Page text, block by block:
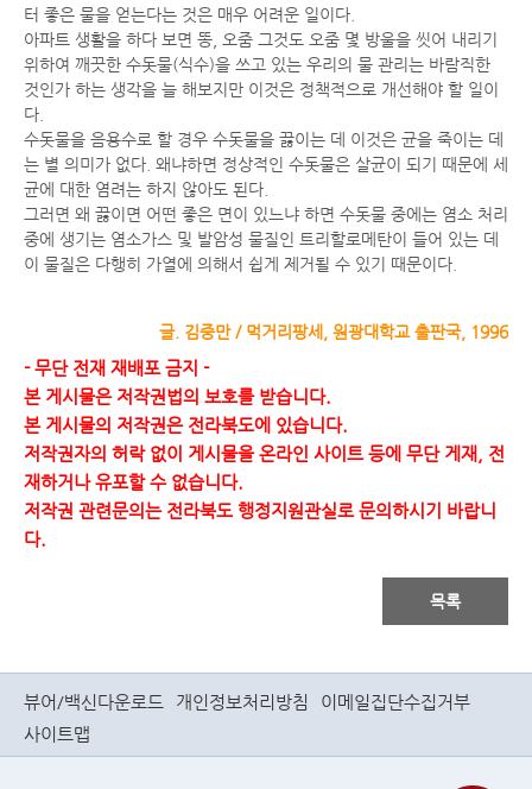
터 좋은 물을 얻는다는 것은 매우 어려운 일이다.
아파트 생활을 하다 보면 똥, 오줌 그것도 오줌 몇 방울을 씻어 내리기
위하여 깨끗한 수돗물(식수)을 쓰고 있는 우리의 물 관리는 바람직한
것인가 하는 생각을 늘 해보지만 이것은 정책적으로 개선해야 할 일이
다.
수돗물을 음용수로 할 경우 수돗물을 끓이는 데 이것은 균을 죽이는 데
는 별 의미가 없다. 왜냐하면 정상적인 수돗물은 살균이 되기 때문에 세
균에 대한 염려는 하지 않아도 된다.
그러면 왜 끓이면 어떤 좋은 면이 있느냐 하면 수돗물 중에는 염소 처리
중에 생기는 염소가스 및 발암성 물질인 트리할로메탄이 들어 있는 데
이 물질은 다행히 가열에 의해서 쉽게 제거될 수 있기 때문이다.
글. 김중만 / 먹거리팡세, 원광대학교 출판국, 1996
- 무단 전재 재배포 금지 -
본 게시물은 저작권법의 보호를 받습니다.
본 게시물의 저작권은 전라북도에 있습니다.
저작권자의 허락 없이 게시물을 온라인 사이트 등에 무단 게재, 전
재하거나 유포할 수 없습니다.
저작권 관련문의는 전라북도 행정지원관실로 문의하시기 바랍니
다.
목록
뷰어/백신다운로드 개인정보처리방침
이메일집단수집거부
사이트맵